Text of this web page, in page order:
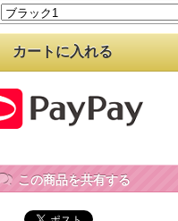
この商品を共有する